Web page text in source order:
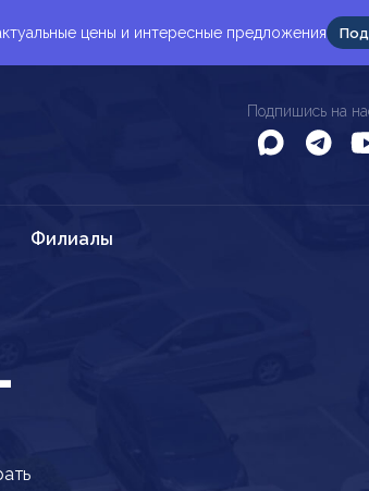
цены и интересные предложения
Подпишись на
Филиалы